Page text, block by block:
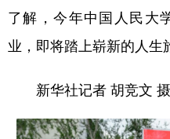
了解，今年中国人民大
业，即将踏上崭新的人生
新华社记者 胡竞文 摄